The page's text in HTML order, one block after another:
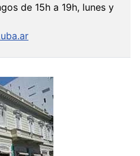
de 15h a 19h, lunes y